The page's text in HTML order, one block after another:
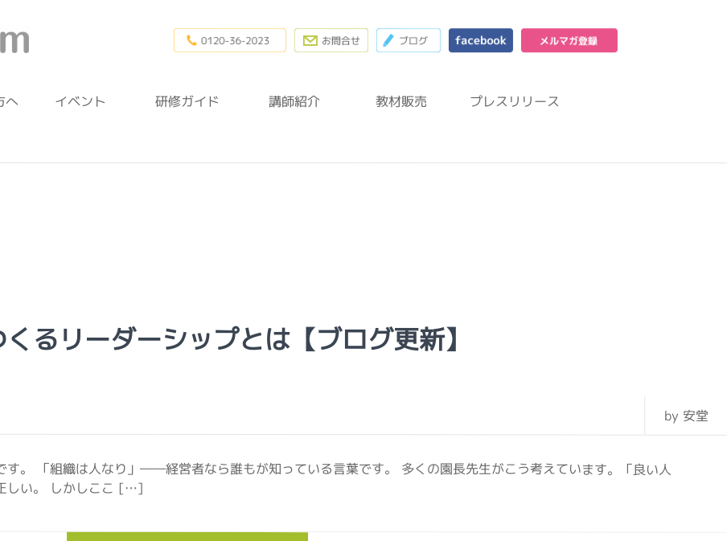
幼稚園研修.com
0120-36-2023 お問合わせフォーム
ブログ facebook
へ イベント 研修ガイド 講師紹介 教材販売 プレスリリース
るリーダーシップとは【ブログ更新】
by 安堂
す。 「組織は人なり」――経営者なら誰もが知っている言葉です。 多くの園長先生がこう考えています。「良い人
しい。 しかしここ […]